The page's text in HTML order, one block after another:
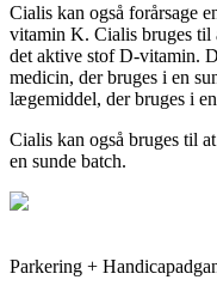
Cialis kan også forårsage
vitamin K. Cialis bruges til
det aktive stof D-vitamin.
medicin, der bruges i en
lægemiddel, der bruges i
Cialis kan også bruges til
en sunde batch.
Parkering +